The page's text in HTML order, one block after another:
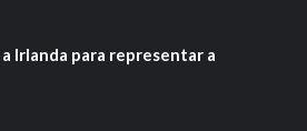
Irlanda para representar a